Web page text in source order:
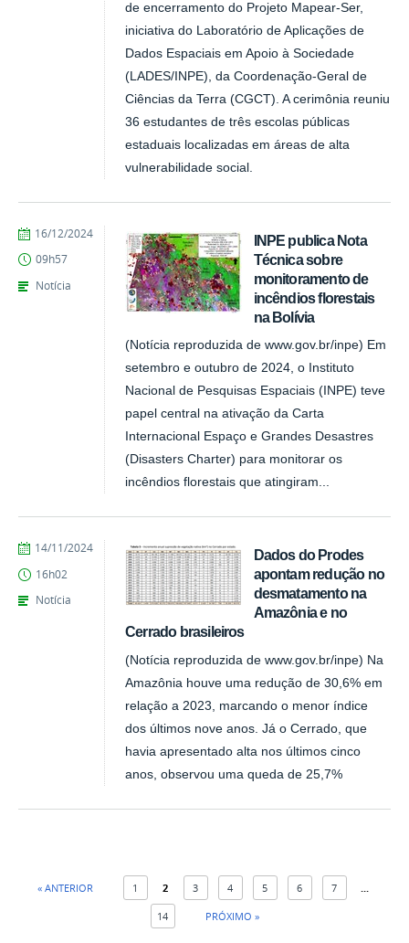
de encerramento do Projeto Mapear-Ser,
iniciativa do Laboratório de Aplicações de
Dados Espaciais em Apoio à Sociedade
(LADES/INPE), da Coordenação-Geral de
Ciências da Terra (CGCT). A cerimônia reuniu
36 estudantes de três escolas públicas
estaduais localizadas em áreas de alta
vulnerabilidade social.
INPE publica Nota
Técnica sobre
monitoramento de
incêndios florestais
na Bolívia
(Notícia reproduzida de www.gov.br/inpe) Em
setembro e outubro de 2024, o Instituto
Nacional de Pesquisas Espaciais (INPE) teve
papel central na ativação da Carta
Internacional Espaço e Grandes Desastres
(Disasters Charter) para monitorar os
incêndios florestais que atingiram...
publicado
16/12/2024
09h57
Notícia
Dados do Prodes
apontam redução no
desmatamento na
Amazônia e no
Cerrado brasileiros
(Notícia reproduzida de www.gov.br/inpe) Na
Amazônia houve uma redução de 30,6% em
relação a 2023, marcando o menor índice
dos últimos nove anos. Já o Cerrado, que
havia apresentado alta nos últimos cinco
anos, observou uma queda de 25,7%
publicado
14/11/2024
16h02
Notícia
« ANTERIOR 1 2 3 4 5 6 7
14 PRÓXIMO »